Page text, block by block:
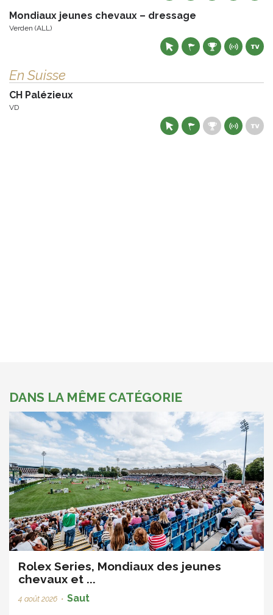
Mondiaux jeunes chevaux – dressage
Verden (ALL)
En Suisse
CH Palézieux
VD
DANS LA MÊME CATÉGORIE
Rolex Series, Mondiaux des jeunes
chevaux et ...
4 août 2026 • Saut